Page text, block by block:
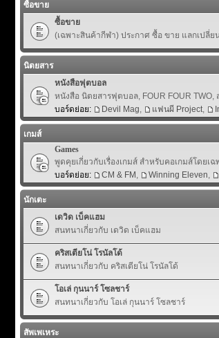
ซื้อขาย
ซื้อขาย
(เฉพาะสินค้ากีฬา) ประกาศ ซื้อ ขาย แลกเปลี่
นิตยสาร
หนังสือฟุตบอล
หนังสือ นิตยสารฟุตบอล, FOUR FOUR TWO,
บอร์ดย่อย:
Devil Mag, แฟนผี Project,
เกมส์
Games
พูดคุยเกี่ยวกับเรื่องเกมส์ สำหรับคอเกมส์โดยเฉ
บอร์ดย่อย:
CM & FM , Winning Eleven,
นักเตะ
เดวิด เบ็คแฮม
สนทนาเกี่ยวกับ เดวิด เบ็คแฮม
คริสเตียโน่ โรนัลโด้
สนทนาเกี่ยวกับ คริสเตียโน่ โรนัลโด้
โอเล่ กุนนาร์ โซลชาร์
สนทนาเกี่ยวกับ โอเล่ กุนนาร์ โซลชาร์
สัพเพเหระ